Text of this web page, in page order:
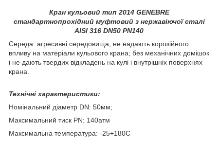
Кран кульовий тип 2014 GENEBRE
стандартнопрохідний муфтовий з нержавіючої сталі
AISI 316 DN50 PN140
Середа: агресивні середовища, не надають корозійного
впливу на матеріали кульового крана; без механічних домішок
і не дають твердих відкладень на кулі і внутрішніх поверхнях
крана.
Технічні характеристики:
Номінальний діаметр DN: 50мм;
Максимальний тиск PN: 140атм
Максимальна температура: -25+180С